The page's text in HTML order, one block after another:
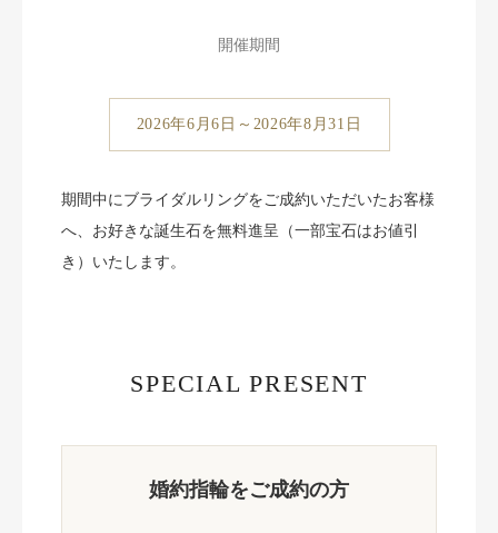
開催期間
2026年6月6日～2026年8月31日
期間中にブライダルリングをご成約いただいたお客様
へ、お好きな誕生石を無料進呈（一部宝石はお値引
き）いたします。
SPECIAL PRESENT
婚約指輪をご成約の方